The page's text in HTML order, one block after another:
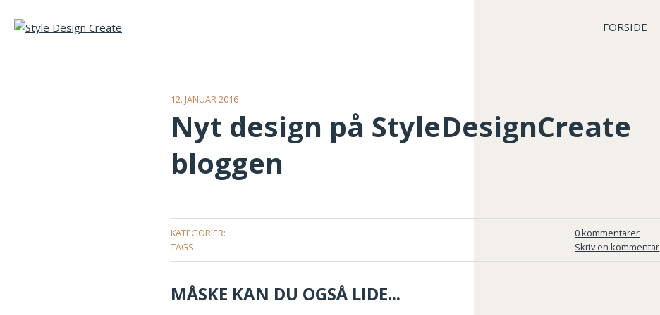
FORSIDE
12. JANUAR 2016
Nyt design på StyleDesignCreate
bloggen
KATEGORIER:
TAGS:
0 kommentarer
Skriv en kommentar
MÅSKE KAN DU OGSÅ LIDE...